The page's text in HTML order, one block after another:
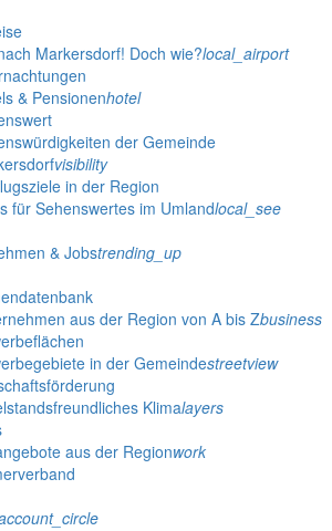
Markersdorf! Doch wie?local_airport
& Pensionenhotel
der Gemeinde
visibility
in der Region
für Sehenswertes im Umlandlocal_see
& Jobstrending_up
aus der Region von A bis Zbusiness
in der Gemeindestreetview
Klimalayers
aus der Regionwork